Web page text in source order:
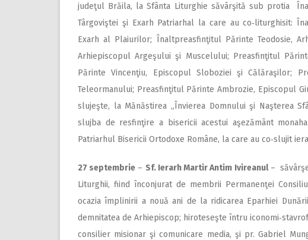
judeţul Brăila, la Sfânta Liturghie săvârşită sub protia
Târgoviştei şi Exarh Patriarhal la care au co‑liturghisit:
Exarh al Plaiurilor; Înaltpreasfinţitul Părinte Teodosie,
Arhiepiscopul Argeşului şi Muscelului; Preasfinţitul
Părinte Vincenţiu, Episcopul Sloboziei şi Călăraşilor;
Teleormanului; Preasfinţitul Părinte Ambrozie, Episcopul
slujeşte, la Mănăstirea „Învierea Domnului şi Naşterea
slujba de resfinţire a bisericii acestui aşezământ
Patriarhul Bisericii Ortodoxe Române, la care au co‑slujit
27 septembrie – Sf. Ierarh Martir Antim Ivireanul–
Liturghii, fiind înconjurat de membrii Permanenţei
ocazia împlinirii a nouă ani de la ridicarea Eparhiei
demnitatea de Arhiepiscop; hiroteseşte întru
consilier misionar şi comunicare media, şi pr. Gabriel